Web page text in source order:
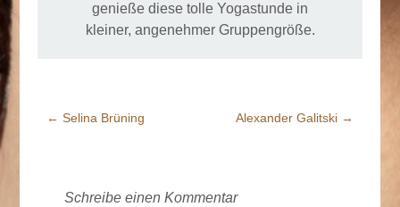
genieße diese tolle Yogastunde in
kleiner, angenehmer Gruppengröße.
Beitrags-
← Selina Brüning Alexander Galitski →
Schreibe einen Kommentar